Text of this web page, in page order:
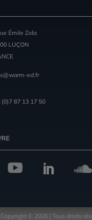
Émile Zola
LUÇON
ed.fr
(0)7 87 13 17 50
  
Copyright © 2026 | Tous droits